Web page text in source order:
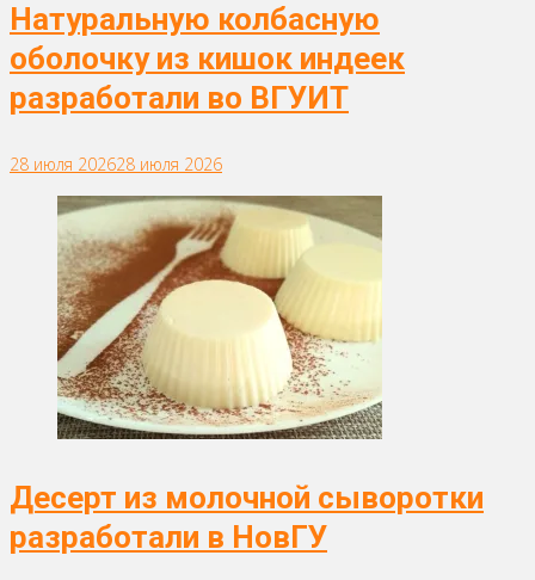
Натуральную колбасную
оболочку из кишок индеек
разработали во ВГУИТ
28 июля 202628 июля 2026
Десерт из молочной сыворотки
разработали в НовГУ